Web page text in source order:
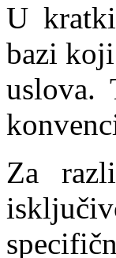
U
bazi
uslova.
Za